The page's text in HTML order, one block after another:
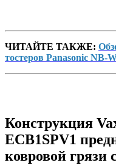
ЧИТАЙТЕ ТАКЖЕ:
тостеров Panasonic NB-
Конструкция
ECB1SPV1
ковровой грязи